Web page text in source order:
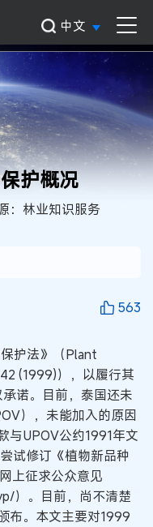
中文
护概况
：林业知识服务
563
护法》（Plant
(1999)），以履行其
诺。目前，泰国还未
），未能加入的原因
与UPOV公约1991年文
试修订《植物新品种
上征求公众意见
）。目前，尚不清楚
布。本文主要对1999